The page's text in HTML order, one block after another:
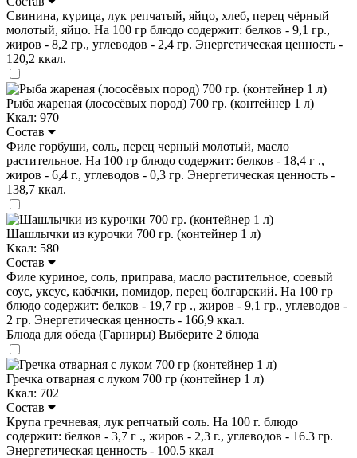
Свинина, курица, лук репчатый, яйцо, хлеб, перец чёрный
молотый, яйцо. На 100 гр блюдо содержит: белков - 9,1 гр.,
жиров - 8,2 гр., углеводов - 2,4 гр. Энергетическая ценность -
120,2 ккал.
Рыба жареная (лососёвых пород) 700 гр. (контейнер 1 л)
Ккал: 970
Состав
Филе горбуши, соль, перец черный молотый, масло
растительное. На 100 гр блюдо содержит: белков - 18,4 г .,
жиров - 6,4 г., углеводов - 0,3 гр. Энергетическая ценность -
138,7 ккал.
Шашлычки из курочки 700 гр. (контейнер 1 л)
Ккал: 580
Состав
Филе куриное, соль, приправа, масло растительное, соевый
соус, уксус, кабачки, помидор, перец болгарский. На 100 гр
блюдо содержит: белков - 19,7 гр ., жиров - 9,1 гр., углеводов -
2 гр. Энергетическая ценность - 166,9 ккал.
Блюда для обеда (Гарниры) Выберите 2 блюда
Гречка отварная с луком 700 гр (контейнер 1 л)
Ккал: 702
Состав
Крупа гречневая, лук репчатый соль. На 100 г. блюдо
содержит: белков - 3,7 г ., жиров - 2,3 г., углеводов - 16.3 гр.
Энергетическая ценность - 100.5 ккал